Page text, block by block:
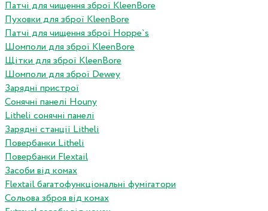
Патчі для чищення зброї KleenBore
Пуховки для зброї KleenBore
Патчі для чищення зброї Hoppe`s
Шомполи для зброї KleenBore
Щітки для зброї KleenBore
Шомполи для зброї Dewey
Зарядні пристрої
Сонячні панелі Houny
Litheli сонячні панелі
Зарядні станції Litheli
Повербанки Litheli
Повербанки Flextail
Засоби від комах
Flextail багатофункціональні фумігатори
Сольова зброя від комах